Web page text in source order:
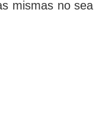
mismas no sea